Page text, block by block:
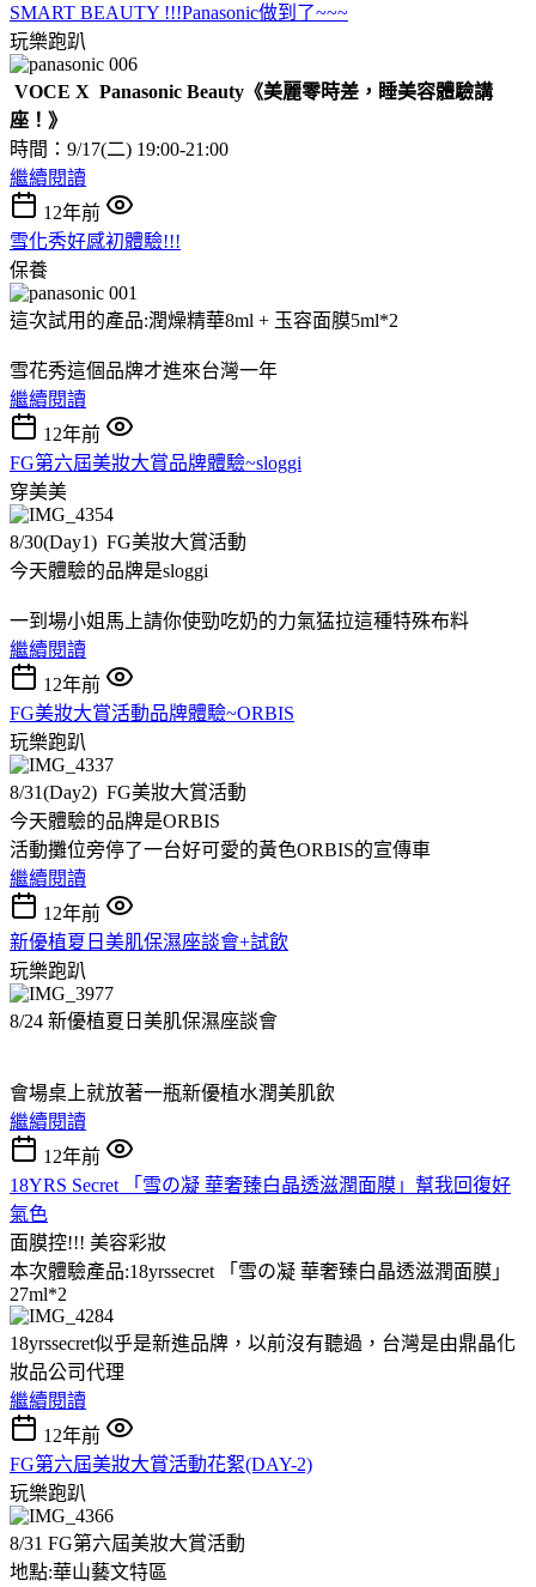
SMART BEAUTY !!!Panasonic做到了~~~
玩樂跑趴
VOCE X Panasonic Beauty 《美麗零時差，睡美容體驗講
座！》
時間：9/17(二) 19:00-21:00
繼續閱讀
12年前
雪化秀好感初體驗!!!
保養
這次試用的產品:潤燥精華8ml + 玉容面膜5ml*2
雪花秀這個品牌才進來台灣一年
繼續閱讀
12年前
FG第六屆美妝大賞品牌體驗~sloggi
穿美美
8/30(Day1) FG美妝大賞活動
今天體驗的品牌是sloggi
一到場小姐馬上請你使勁吃奶的力氣猛拉這種特殊布料
繼續閱讀
12年前
FG美妝大賞活動品牌體驗~ORBIS
玩樂跑趴
8/31(Day2) FG美妝大賞活動
今天體驗的品牌是ORBIS
活動攤位旁停了一台好可愛的黃色ORBIS的宣傳車
繼續閱讀
12年前
新優植夏日美肌保濕座談會+試飲
玩樂跑趴
8/24 新優植夏日美肌保濕座談會
會場桌上就放著一瓶新優植水潤美肌飲
繼續閱讀
12年前
18YRS Secret 「雪の凝 華奢臻白晶透滋潤面膜」幫我回復好
氣色
面膜控!!! 美容彩妝
本次體驗產品:18yrssecret 「雪の凝 華奢臻白晶透滋潤面膜」
27ml*2
18yrssecret似乎是新進品牌，以前沒有聽過，台灣是由鼎晶化
妝品公司代理
繼續閱讀
12年前
FG第六屆美妝大賞活動花絮(DAY-2)
玩樂跑趴
8/31 FG第六屆美妝大賞活動
地點:華山藝文特區